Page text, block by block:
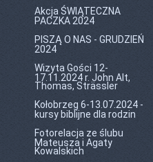
Akcja ŚWIĄTECZNA
PACZKA 2024
PISZĄ O NAS - GRUDZIEŃ
2024
Wizyta Gości 12-
17.11.2024 r. John Alt,
Thomas, Strässler
Kołobrzeg 6-13.07.2024 -
kursy biblijne dla rodzin
Fotorelacja ze ślubu
Mateusza i Agaty
Kowalskich